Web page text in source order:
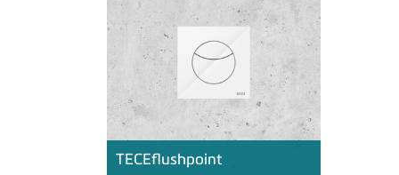
TECEflushpoint